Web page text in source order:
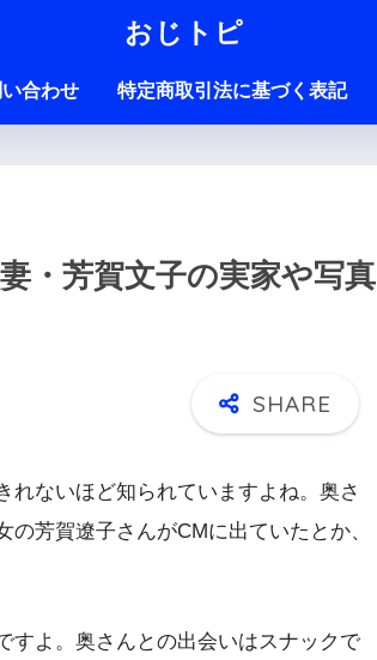
おじトピ
合わせ 特定商取引法に基づく表記
・芳賀文子の実家や写真
れないほど知られていますよね。奥さ
芳賀遼子さんがCMに出ていたとか、
すよ。奥さんとの出会いはスナックで